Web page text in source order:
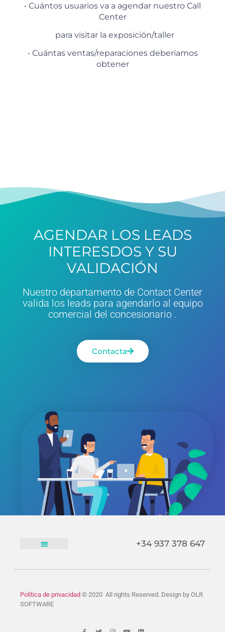
• Cuántos usuarios va a agendar nuestro Call
Center
para visitar la exposición/taller
• Cuántas ventas/reparaciones deberíamos
obtener
AGENDAR LOS LEADS
INTERESDOS Y SU
VALIDACIÓN
Nuestro departamento de Contact Center
valida los leads para agendarlo al equipo
comercial del concesionario .
Contacta
+34 937 378 647​
Política de privacidad © 2020 All rights Reserved. Design by OLR
SOFTWARE